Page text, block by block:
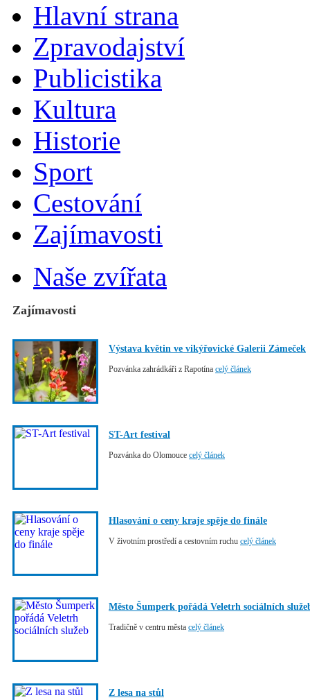
Hlavní strana
Zpravodajství
Publicistika
Kultura
Historie
Sport
Cestování
Zajímavosti
Naše zvířata
Zajímavosti
Výstava květin ve vikýřovické Galerii Zámeček
Pozvánka zahrádkáři z Rapotína celý článek
ST-Art festival
Pozvánka do Olomouce celý článek
Hlasování o ceny kraje spěje do finále
V životním prostředí a cestovním ruchu celý článek
Město Šumperk pořádá Veletrh sociálních
Tradičně v centru města celý článek
Z lesa na stůl